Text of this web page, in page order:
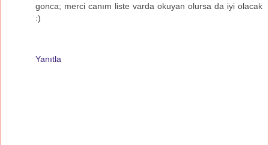
gonca; merci canım liste varda okuyan olursa da iyi olacak
:)
Yanıtla